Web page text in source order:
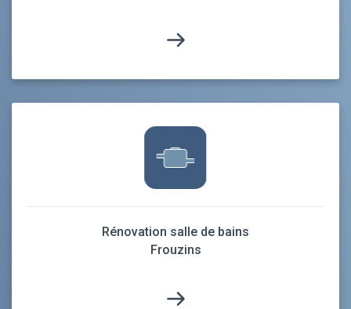
Rénovation salle de bains
Frouzins